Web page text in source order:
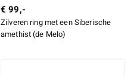
€ 99,-
Zilveren ring met een Siberische
amethist (de Melo)